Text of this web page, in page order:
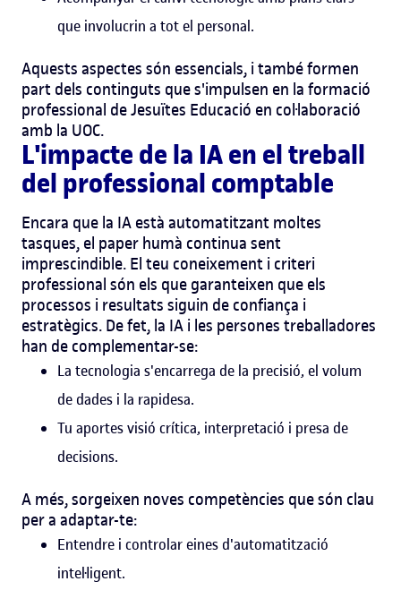
que involucrin a tot el personal.
Aquests aspectes són essencials, i també formen
part dels continguts que s'impulsen en la formació
professional de Jesuïtes Educació en col·laboració
amb la UOC.
L'impacte de la IA en el treball
del professional comptable
Encara que la IA està automatitzant moltes
tasques, el paper humà continua sent
imprescindible. El teu coneixement i criteri
professional són els que garanteixen que els
processos i resultats siguin de confiança i
estratègics. De fet, la IA i les persones treballadores
han de complementar-se:
La tecnologia s'encarrega de la precisió, el volum
de dades i la rapidesa.
Tu aportes visió crítica, interpretació i presa de
decisions.
A més, sorgeixen noves competències que són clau
per a adaptar-te:
Entendre i controlar eines d'automatització
intel·ligent.